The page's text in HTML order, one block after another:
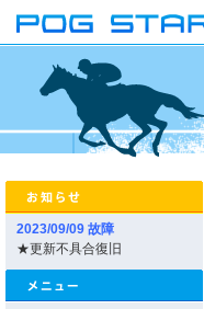
2023/09/09 故障
★更新不具合復旧